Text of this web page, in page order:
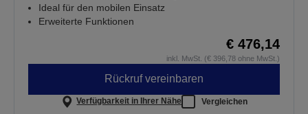
Ideal für den mobilen Einsatz
Erweiterte Funktionen
€ 476,14
inkl. MwSt. (€ 396,78 ohne MwSt.)
Rückruf vereinbaren
Verfügbarkeit in Ihrer Nähe Vergleichen